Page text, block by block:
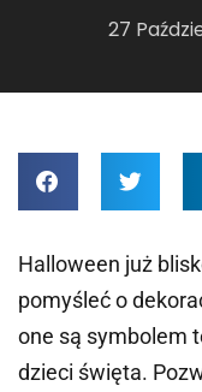
27
Halloween już
pomyśleć o
one są symbolem
dzieci święta.